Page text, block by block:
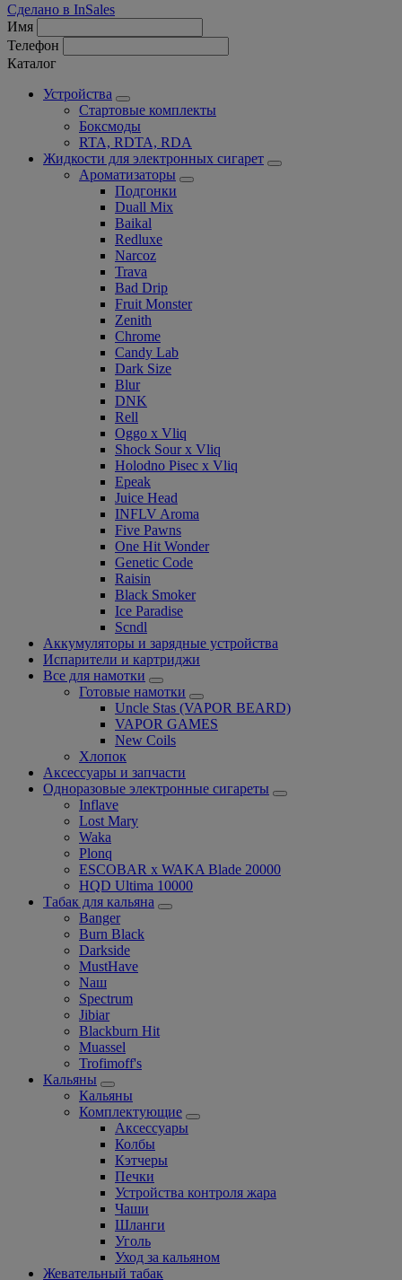
Сделано в InSales
Имя
Телефон
Каталог
Устройства
Стартовые комплекты
Боксмоды
RTA, RDTA, RDA
Жидкости для электронных сигарет
Ароматизаторы
Подгонки
Duall Mix
Baikal
Redluxe
Narcoz
Trava
Bad Drip
Fruit Monster
Zenith
Chrome
Candy Lab
Dark Size
Blur
DNK
Rell
Oggo x Vliq
Shock Sour x Vliq
Holodno Pisec x Vliq
Epeak
Juice Head
INFLV Aroma
Five Pawns
One Hit Wonder
Genetic Code
Raisin
Black Smoker
Ice Paradise
Scndl
Аккумуляторы и зарядные устройства
Испарители и картриджи
Все для намотки
Готовые намотки
Uncle Stas (VAPOR BEARD)
VAPOR GAMES
New Coils
Хлопок
Аксессуары и запчасти
Одноразовые электронные сигареты
Inflave
Lost Mary
Waka
Plonq
ESCOBAR x WAKA Blade 20000
HQD Ultima 10000
Табак для кальяна
Banger
Burn Black
Darkside
MustHave
Nаш
Spectrum
Jibiar
Blackburn Hit
Muassel
Trofimoff's
Кальяны
Кальяны
Комплектующие
Аксессуары
Колбы
Кэтчеры
Печки
Устройства контроля жара
Чаши
Шланги
Уголь
Уход за кальяном
Жевательный табак